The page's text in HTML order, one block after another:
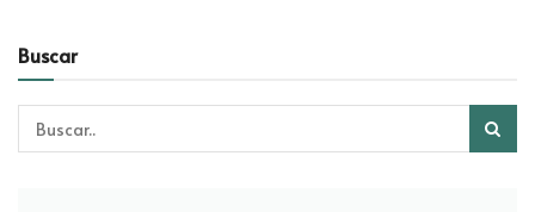
Buscar